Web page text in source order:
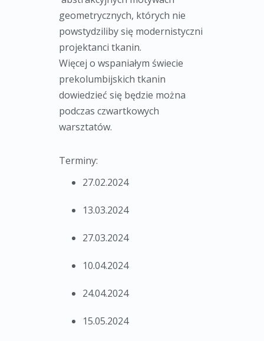
geometrycznych, których nie
powstydziliby się modernistyczni
projektanci tkanin.
Więcej o wspaniałym świecie
prekolumbijskich tkanin
dowiedzieć się będzie można
podczas czwartkowych
warsztatów.
Terminy:
27.02.2024
13.03.2024
27.03.2024
10.04.2024
24.04.2024
15.05.2024